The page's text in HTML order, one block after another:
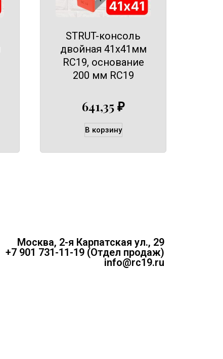
STRUT-консоль
двойная 41х41мм
RC19, основание
200 мм RC19
641,35₽
В корзину
Москва, 2-я Карпатская ул., 29
+7 901 731-11-19 (Отдел продаж)
info@rc19.ru